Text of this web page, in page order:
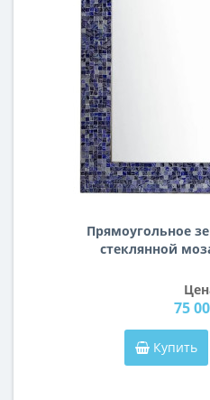
Прямоугольное
стеклянной
75
Купить